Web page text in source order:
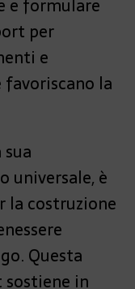
e formulare
per
e
la
universale, è
la costruzione
Questa
sostiene in